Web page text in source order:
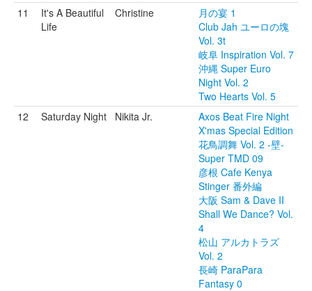
11
It's A Beautiful
Life
Christine
月の宴 1
Club Jah ユーロの塊
Vol. 3t
岐阜 Inspiration Vol. 7
沖縄 Super Euro
Night Vol. 2
Two Hearts Vol. 5
12
Saturday Night Nikita Jr.
Axos Beat Fire Night
X'mas Special Edition
花鳥調舞 Vol. 2 -壁-
Super TMD 09
彦根 Cafe Kenya
Stinger 番外編
大阪 Sam & Dave II
Shall We Dance? Vol.
4
松山 アルカトラズ
Vol. 2
長崎 ParaPara
Fantasy 0